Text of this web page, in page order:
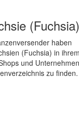
(Fuchsia)
haben
(Fuchsia) in
und Unternehmen
zu finden.